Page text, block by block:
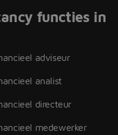
functies in
adviseur
analist
directeur
medewerker